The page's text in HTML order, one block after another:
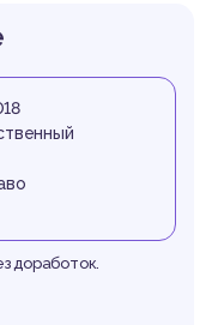
доработок.